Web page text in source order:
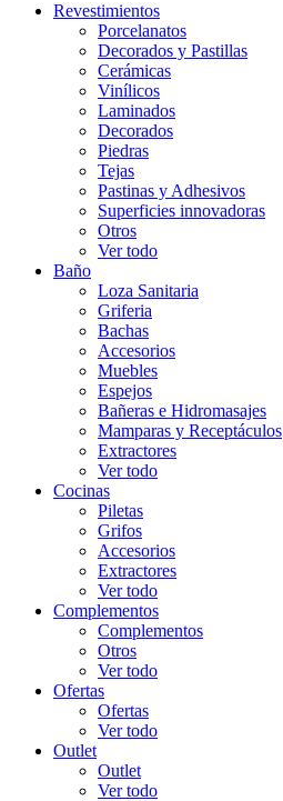
Revestimientos
Porcelanatos
Decorados y Pastillas
Cerámicas
Vinílicos
Laminados
Decorados
Piedras
Tejas
Pastinas y Adhesivos
Superficies innovadoras
Otros
Ver todo
Baño
Loza Sanitaria
Griferia
Bachas
Accesorios
Muebles
Espejos
Bañeras e Hidromasajes
Mamparas y Receptáculos
Extractores
Ver todo
Cocinas
Piletas
Grifos
Accesorios
Extractores
Ver todo
Complementos
Complementos
Otros
Ver todo
Ofertas
Ofertas
Ver todo
Outlet
Outlet
Ver todo